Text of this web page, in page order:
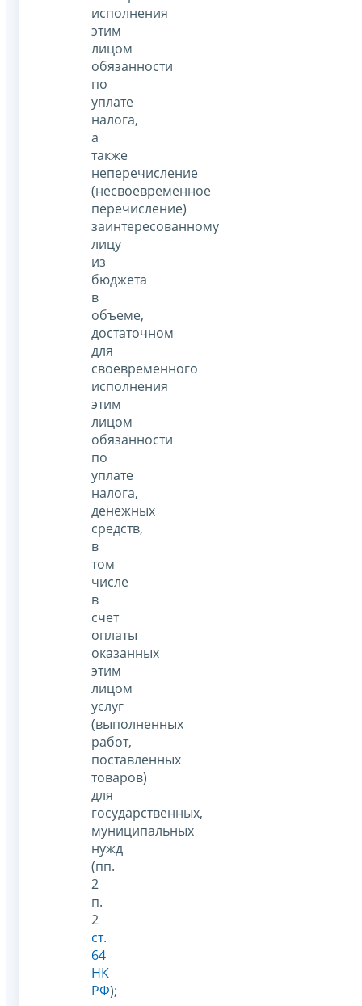
исполнения
этим
лицом
обязанности
по
уплате
налога,
а
также
неперечисление
(несвоевременное
перечисление)
заинтересованному
лицу
из
бюджета
в
объеме,
достаточном
для
своевременного
исполнения
этим
лицом
обязанности
по
уплате
налога,
денежных
средств,
в
том
числе
в
счет
оплаты
оказанных
этим
лицом
услуг
(выполненных
работ,
поставленных
товаров)
для
государственных,
муниципальных
нужд
(пп.
2
п.
2
ст.
64
НК
РФ);